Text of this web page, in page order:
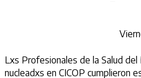
Lxs Profesionales de la Salud del
nucleadxs en CICOP cumplieron